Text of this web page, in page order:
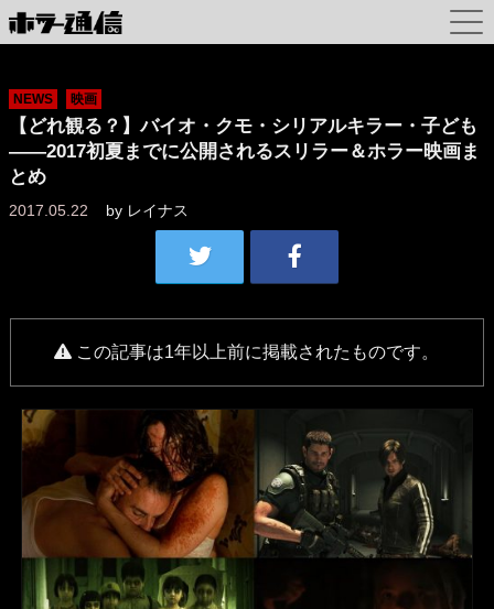
NEWS 映画
【どれ観る？】バイオ・クモ・シリアルキラー・子ども
――2017初夏までに公開されるスリラー＆ホラー映画ま
とめ
2017.05.22 by レイナス
この記事は1年以上前に掲載されたものです。